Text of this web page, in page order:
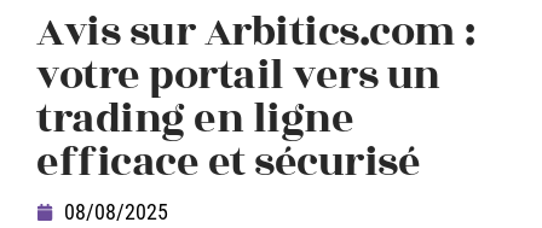
Avis sur Arbitics.com :
votre portail vers un
trading en ligne
efficace et sécurisé
08/08/2025